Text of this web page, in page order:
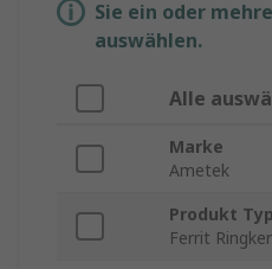
Sie ein oder
auswählen.
Alle
Marke
Ametek
Produkt Typ
Ferrit